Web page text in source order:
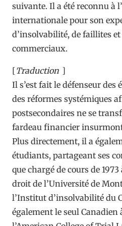
suivante. Il a été reconnu à
internationale pour son
d’insolvabilité, de faillites
commerciaux.
[Traduction ]
Il s’est fait le défenseur des
des réformes systémiques
postsecondaires ne se
fardeau financier
Plus directement, il a
étudiants, partageant ses
que chargé de cours de
droit de l’Université de
l’Institut d’insolvabilité du
également le seul Canadien